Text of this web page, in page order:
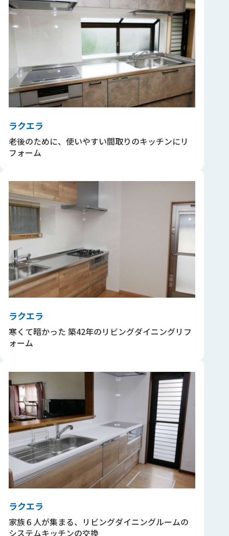
ラクエラ
老後のために、使いやすい間取りのキッチンにリ
フォーム
ラクエラ
寒くて暗かった 築42年のリビングダイニングリフ
ォーム
ラクエラ
家族６人が集まる、リビングダイニングルームの
システムキッチンの交換